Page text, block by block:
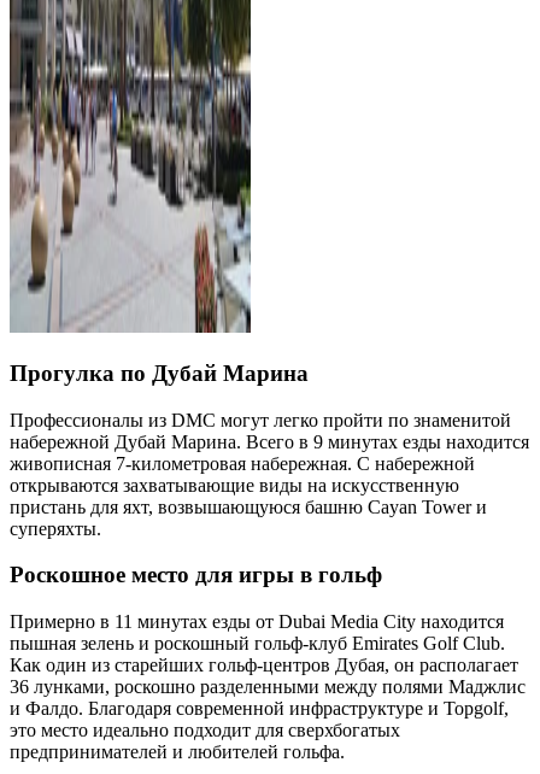
Прогулка по Дубай Марина
Профессионалы из DMC могут легко пройти по знаменитой
набережной Дубай Марина. Всего в 9 минутах езды находится
живописная 7-километровая набережная. С набережной
открываются захватывающие виды на искусственную
пристань для яхт, возвышающуюся башню Cayan Tower и
суперяхты.
Роскошное место для игры в гольф
Примерно в 11 минутах езды от Dubai Media City находится
пышная зелень и роскошный гольф-клуб Emirates Golf Club.
Как один из старейших гольф-центров Дубая, он располагает
36 лунками, роскошно разделенными между полями Маджлис
и Фалдо. Благодаря современной инфраструктуре и Topgolf,
это место идеально подходит для сверхбогатых
предпринимателей и любителей гольфа.